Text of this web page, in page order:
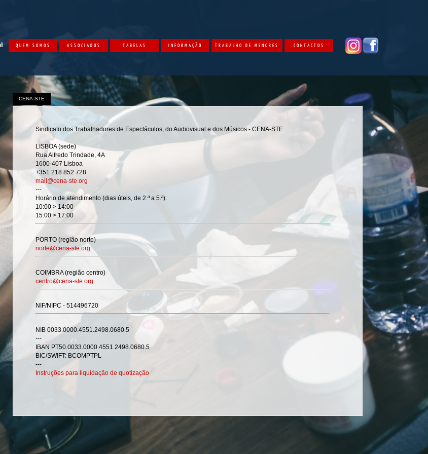
QUEM SOMOS ASSOCIADOS TABELAS INFORMAÇÃO TRABALHO DE MENORES CONTACTOS
CENA-STE
Sindicato dos Trabalhadores de Espectáculos, do Audiovisual e dos Músicos - CENA-STE
LISBOA (sede)
Rua Alfredo Trindade, 4A
1600-407 Lisboa
+351 218 852 728
mail@cena-ste.org
---
Horário de atendimento (dias úteis, de 2.ª a 5.ª):
10:00 > 14:00
15:00 > 17:00
PORTO (região norte)
norte@cena-ste.org
COIMBRA (região centro)​
centro@cena-ste.org
NIF/NIPC - 514496720
NIB 0033.0000.4551.2498.0680.5
---
IBAN PT50.0033.0000.4551.2498.0680.5
BIC/SWIFT: BCOMPTPL
---
Instruções para liquidação de quotização